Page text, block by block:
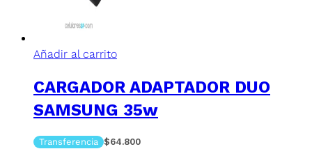
Añadir al carrito
CARGADOR ADAPTADOR DUO
SAMSUNG 35w
Transferencia $64.800